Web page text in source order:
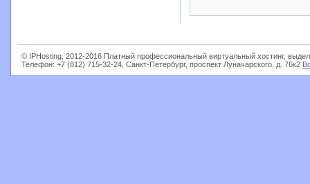
© IPHosting, 2012-2016 Платный профессиональный виртуальный хостинг,
Телефон: +7 (812) 715-32-24, Санкт-Петербург, проспект Луначарского, д. 76к2